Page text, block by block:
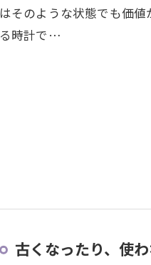
はそのような状態でも価
る時計で…
古くなったり、使